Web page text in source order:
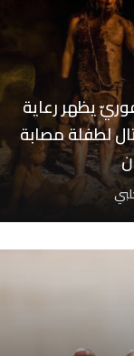
يظهر رعاية
لطفلة مصابة